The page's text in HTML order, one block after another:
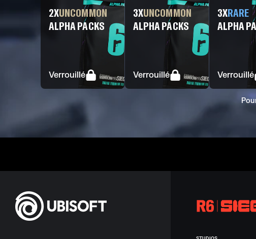
2XUNCOMMON
ALPHA PACKS
Verrouillé
3XUNCOMMON
ALPHA PACKS
Verrouillé
3XRARE
ALPHA
Verrouillé